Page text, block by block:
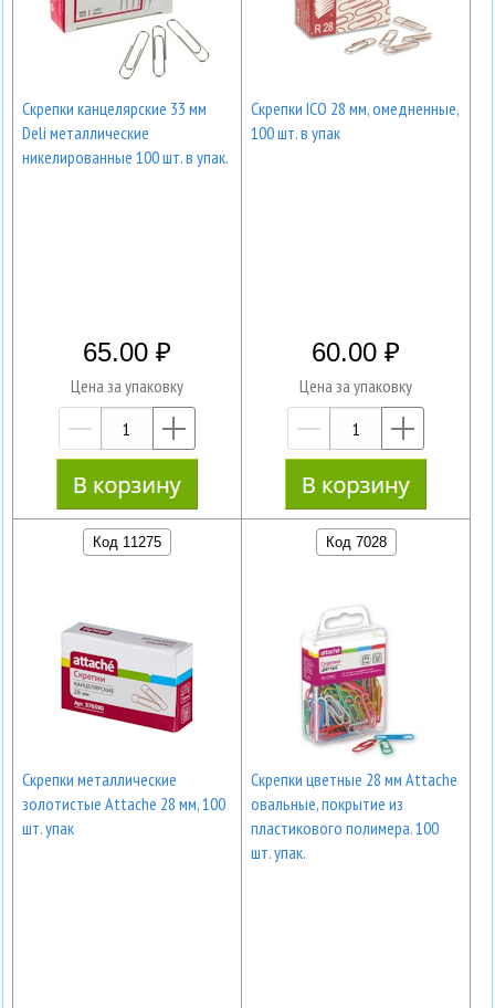
Скрепки канцелярские 33 мм
Deli металлические
никелированные 100 шт. в упак.
65.00
Цена за упаковку
—
Скрепки ICO 28 мм, омедненные,
100 шт. в упак
60.00
Цена за упаковку
—
Код 11275
Скрепки металлические
золотистые Attache 28 мм, 100
шт. упак
Код 7028
Скрепки цветные 28 мм Attache
овальные, покрытие из
пластикового полимера. 100
шт. упак.